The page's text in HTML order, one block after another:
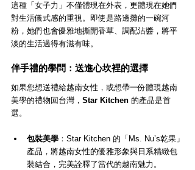
這種「女子力」不僅體現在外表，更體現在她們
對生活儀式感的重視。即使是路邊攤的一碗河
粉，她們也會優雅地撕開香草、調配沾醬，將平
淡的生活過得有滋有味。
伴手禮的學問：送進心坎裡的選擇
如果您想送禮給越南女性，或想帶一份體現越南
美學的禮物回台灣， Star Kitchen 的產品是首
選。
包裝美學 ：Star Kitchen 的「Ms. Nu’s乾果」
產品，將越南女性的優雅形象與日系精緻包
裝結合，完美詮釋了當代的越南魅力。